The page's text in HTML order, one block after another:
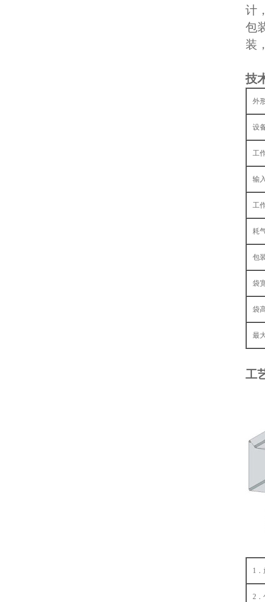
计
包
装
技
外
设
工
输
工
耗
包
袋
袋
最
工
1
2．